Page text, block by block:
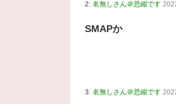
2: 名無しさん＠恐縮です
SMAPか
3: 名無しさん＠恐縮です